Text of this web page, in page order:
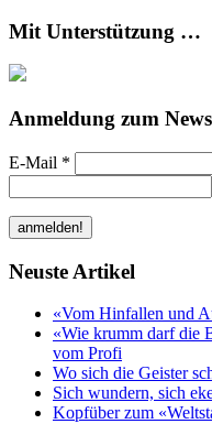
Mit Unterstützung …
Anmeldung zum
E-Mail *
Neuste Artikel
«Vom Hinfallen und
«Wie krumm darf die
vom Profi
Wo sich die Geister
Sich wundern, sich
Kopfüber zum